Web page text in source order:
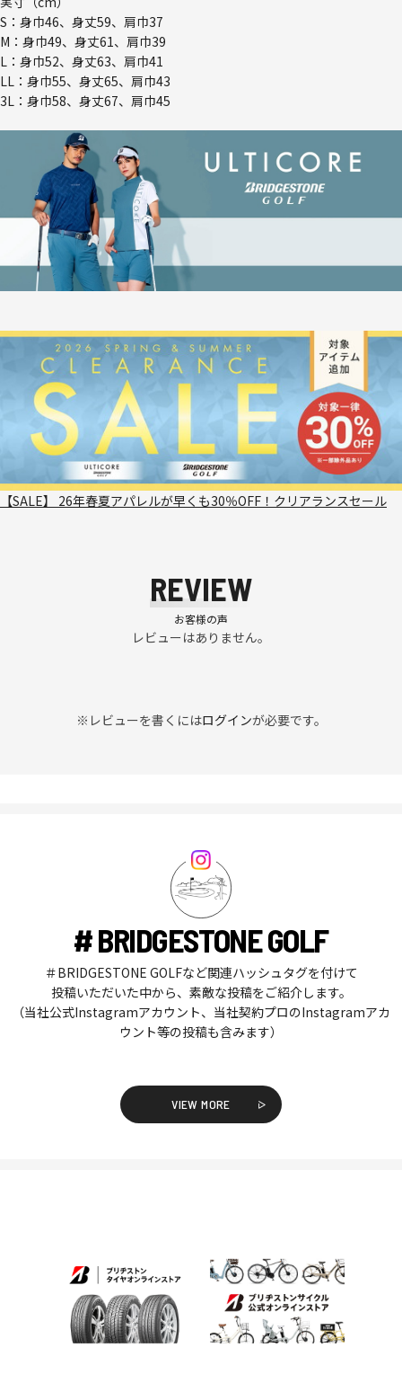
S：身巾46、身丈59、肩巾37
M：身巾49、身丈61、肩巾39
L：身巾52、身丈63、肩巾41
LL：身巾55、身丈65、肩巾43
3L：身巾58、身丈67、肩巾45
【SALE】 26年春夏アパレルが早くも30％OFF！クリアランスセール
REVIEW
お客様の声
レビューはありません。
※レビューを書くにはログインが必要です。
# BRIDGESTONE GOLF
＃BRIDGESTONE GOLFなど関連ハッシュタグを付けて
投稿いただいた中から、素敵な投稿をご紹介します。
（当社公式Instagramアカウント、当社契約プロのInstagramアカ
ウント等の投稿も含みます）
VIEW MORE